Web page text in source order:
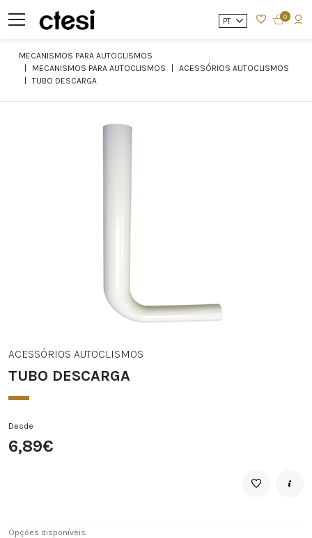
PT 0
MECANISMOS PARA AUTOCLISMOS
MECANISMOS PARA AUTOCLISMOS
ACESSÓRIOS AUTOCLISMOS
TUBO DESCARGA
ACESSÓRIOS AUTOCLISMOS
TUBO DESCARGA
Desde
6,89€
Opções disponíveis: